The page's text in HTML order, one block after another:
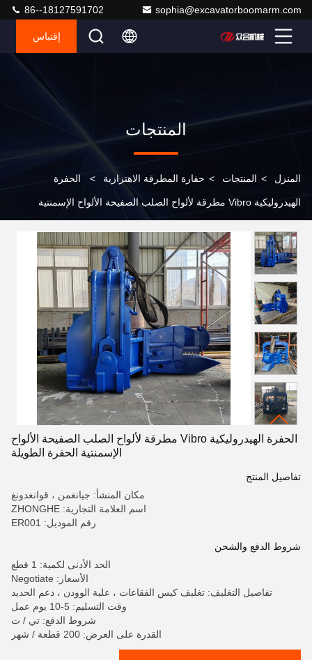
sophia@excavatorboomarm.com
86--18127591702
إقتباس
المنتجات
المنزل > المنتجات > حفارة المطرقة الاهتزازية > الحفرة
الهيدروليكية Vibro مطرقة لألواح الصلب الصفيحة الألواح الإسمنتية
الحفرة الهيدروليكية Vibro مطرقة لألواح الصلب الصفيحة الألواح
الإسمنتية الحفرة الطويلة
تفاصيل المنتج
مكان المنشأ: جيانغمن ، قوانغدونغ
اسم العلامة التجارية: ZHONGHE
رقم الموديل: ER001
شروط الدفع والشحن
الحد الأدنى لكمية: 1 قطع
الأسعار: Negotiate
تفاصيل التغليف: تغليف كيس الفقاعات ، علبة الوودن ، دعم الحديد
وقت التسليم: 5-10 يوم عمل
شروط الدفع: تي / ت
القدرة على العرض: 200 قطعة / شهر